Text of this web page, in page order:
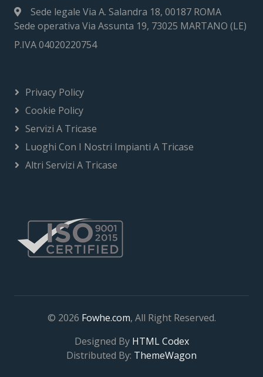
Sede legale Via A. Salandra 18, 00187 ROMA
Sede operativa Via Assunta 19, 73025 MARTANO (LE)
P.IVA 04020220754
Privacy Policy
Cookie Policy
Servizi A Tricase
Luoghi Con I Nostri Impianti A Tricase
Altri Servizi A Tricase
© 2026 Fowhe.com, All Right Reserved.
Designed By HTML Codex
Distributed By: ThemeWagon